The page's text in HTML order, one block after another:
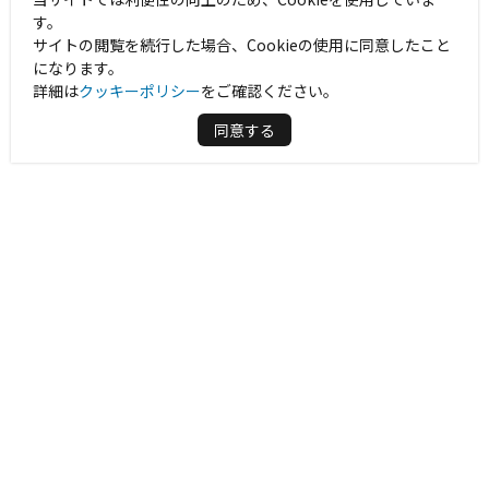
す。
サイトの閲覧を続行した場合、Cookieの使用に同意したこと
になります。
詳細はクッキーポリシーをご確認ください。
同意する